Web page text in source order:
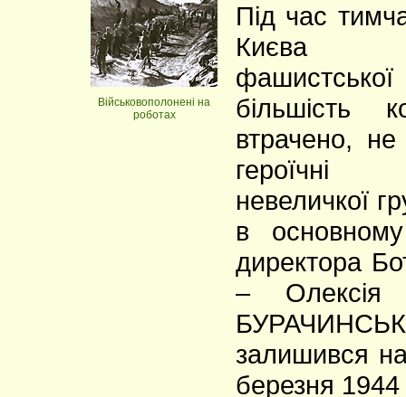
Військовополонені на
роботаx
Під час
Києва
більшість
втрачено,
героїчні
невеличкої
в
директора
– Олексія
залишився
березня 1944